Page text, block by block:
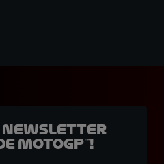
Newsletter
MotoGP™!